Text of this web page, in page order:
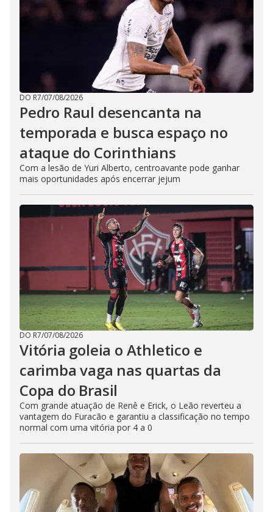
DO R7/07/08/2026
Pedro Raul desencanta na
temporada e busca espaço no
ataque do Corinthians
Com a lesão de Yuri Alberto, centroavante pode ganhar
mais oportunidades após encerrar jejum
DO R7/07/08/2026
Vitória goleia o Athletico e
carimba vaga nas quartas da
Copa do Brasil
Com grande atuação de Renê e Erick, o Leão reverteu a
vantagem do Furacão e garantiu a classificação no tempo
normal com uma vitória por 4 a 0